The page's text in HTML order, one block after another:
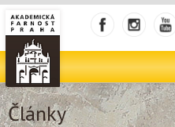
Články